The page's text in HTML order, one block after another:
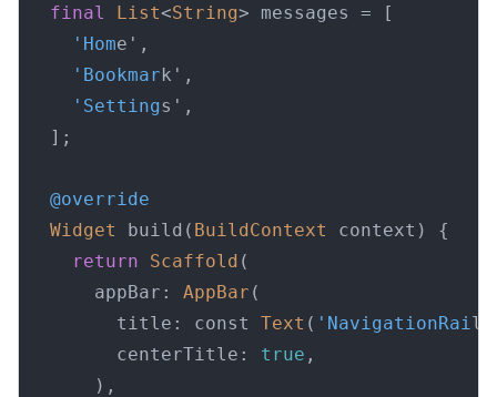
final List<String> messages = [
'Home',
'Bookmark',
'Settings',
  ];
@override
Widget
build( BuildContext
context) {
return
Scaffold (
      appBar:
AppBar (
        title: const
Text ( 'NavigationRai
        centerTitle:
true ,
      ),